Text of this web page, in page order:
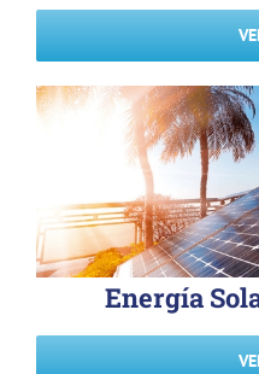
Energía